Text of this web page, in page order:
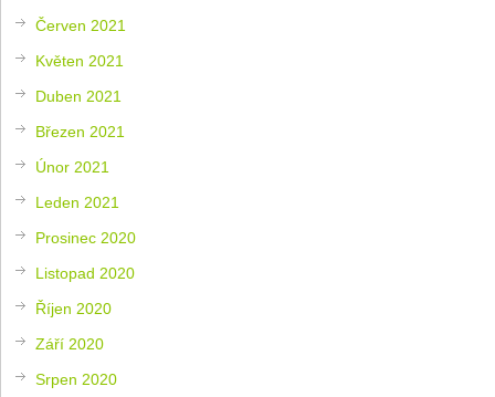
Červen 2021
Květen 2021
Duben 2021
Březen 2021
Únor 2021
Leden 2021
Prosinec 2020
Listopad 2020
Říjen 2020
Září 2020
Srpen 2020